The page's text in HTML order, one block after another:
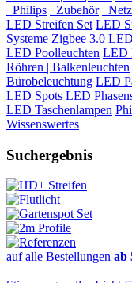
Philips
Zubehör
LED Streifen Set LED
Systeme Zigbee 3.0
LED Poolleuchten LED
Röhren | Balkenleuchten
Bürobeleuchtung LED
LED Spots LED
LED Taschenlampen
Wissenswertes
Suchergebnis
auf alle Bestellungen ab